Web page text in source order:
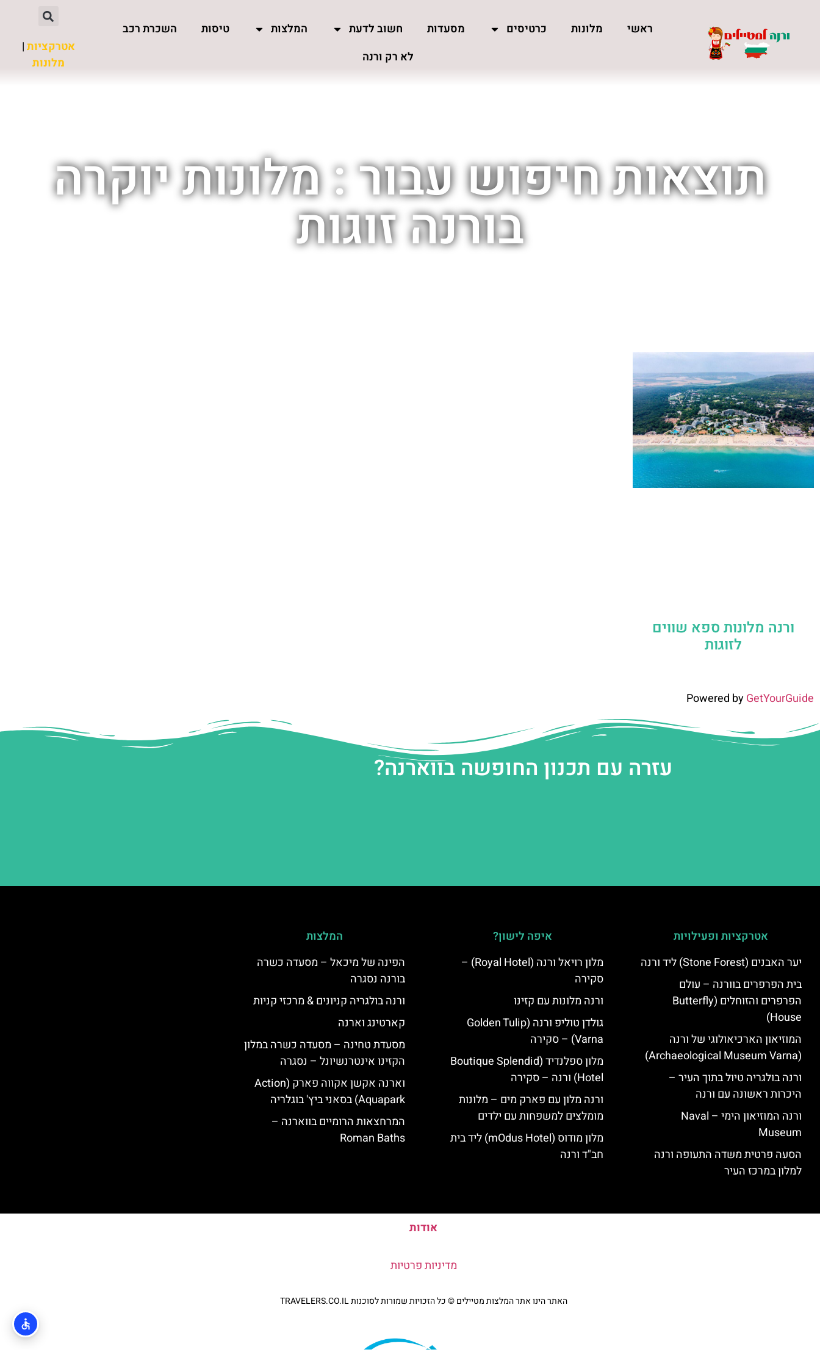
ראשי מלונות כרטיסים מסעדות חשוב לדעת המלצות טיסות
השכרת רכב
לא רק ורנה
אטרקציות|
מלונות
תוצאות חיפוש עבור : מלונות יוקרה
בורנה זוגות
ורנה מלונות ספא שווים
לזוגות
Powered byGetYourGuide
עזרה עם תכנון החופשה בווארנה?
אטרקציות ופעילויות
יער האבנים (Stone Forest) ליד ורנה
בית הפרפרים בוורנה – עולם
הפרפרים והזוחלים (Butterfly
House)
המוזיאון הארכיאולוגי של ורנה
(Archaeological Museum Varna)
ורנה בולגריה טיול בתוך העיר –
היכרות ראשונה עם ורנה
ורנה המוזיאון הימי – Naval
Museum
הסעה פרטית משדה התעופה ורנה
למלון במרכז העיר
איפה לישון?
מלון רויאל ורנה (Royal Hotel) –
סקירה
ורנה מלונות עם קזינו
גולדן טוליפ ורנה (Golden Tulip
Varna) – סקירה
מלון ספלנדיד (Boutique Splendid
Hotel) ורנה – סקירה
ורנה מלון עם פארק מים – מלונות
מומלצים למשפחות עם ילדים
מלון מודוס (mOdus Hotel) ליד בית
חב"ד ורנה
המלצות
הפינה של מיכאל – מסעדה כשרה
בורנה נסגרה
ורנה בולגריה קניונים & מרכזי קניות
קארטינג וארנה
מסעדת טחינה – מסעדה כשרה במלון
הקזינו אינטרנשיונל – נסגרה
וארנה אקשן אקווה פארק (Action
Aquapark) בסאני ביץ' בוגלריה
המרחצאות הרומיים בווארנה –
Roman Baths
אודות
מדיניות פרטיות
האתר הינו אתר המלצות מטיילים © כל הזכויות שמורות לסוכנות TRAVELERS.CO.IL